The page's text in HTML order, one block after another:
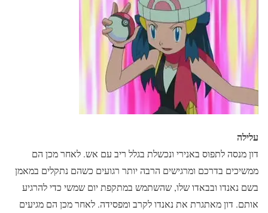
עלילה
דון מנסה לתפוס באנירי ונכשלת בגלל ריב עם אש. לאחר מכן הם
ממשיכים בדרכם ומרגישים הרבה יותר רגועים כשהם נתקלים במאמן
בשם נאנדו ובבאדו שלו, שהשתמש במתקפת יום שמשי כדי להרגיע
אותם. דון מאתגרת את נאנדו לקרב ומפסידה. לאחר מכן הם מגיעים